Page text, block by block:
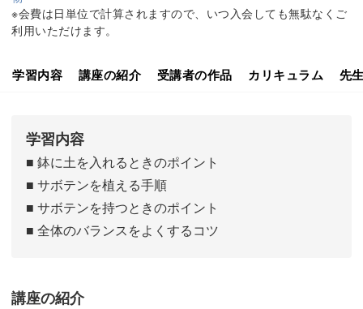
※会費は日単位で計算されますので、いつ入会しても無駄なくご
利用いただけます。
学習内容 講座の紹介 受講者の作品 カリキュラム 先
学習内容
■ 鉢に土を入れるときのポイント
■ サボテンを植える手順
■ サボテンを持つときのポイント
■ 全体のバランスをよくするコツ
講座の紹介